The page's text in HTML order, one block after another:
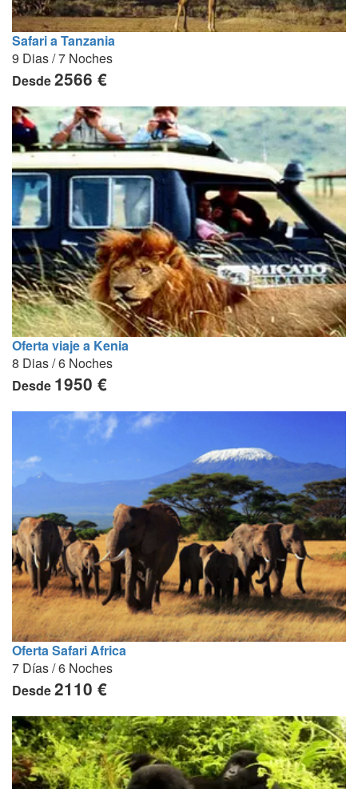
Safari a Tanzania
9 Dias / 7 Noches
Desde2566 €
Oferta viaje a Kenia
8 Dias / 6 Noches
Desde 1950 €
Oferta Safari Africa
7 Días / 6 Noches
Desde2110 €